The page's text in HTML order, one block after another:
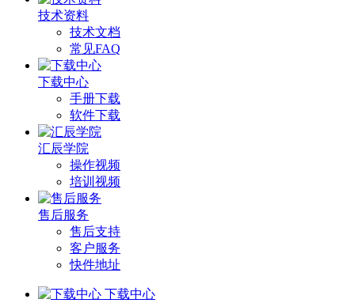
技术资料
技术文档
常见FAQ
下载中心
手册下载
软件下载
汇辰学院
操作视频
培训视频
售后服务
售后支持
客户服务
快件地址
下载中心